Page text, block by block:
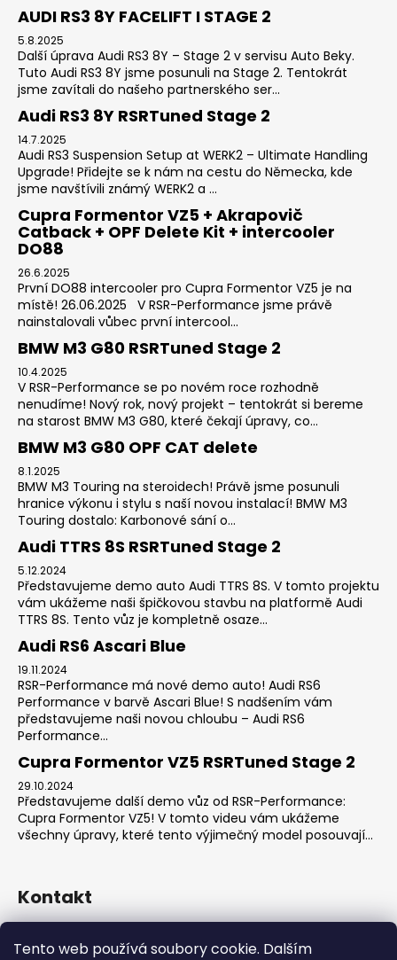
Tento web používá soubory cookie. Dalším
AUDI RS3 8Y FACELIFT I STAGE 2
5.8.2025
Další úprava Audi RS3 8Y – Stage 2 v servisu Auto Beky.
Tuto Audi RS3 8Y jsme posunuli na Stage 2. Tentokrát
jsme zavítali do našeho partnerského ser...
Audi RS3 8Y RSRTuned Stage 2
14.7.2025
Audi RS3 Suspension Setup at WERK2 – Ultimate Handling
Upgrade! Přidejte se k nám na cestu do Německa, kde
jsme navštívili známý WERK2 a ...
Cupra Formentor VZ5 + Akrapovič
Catback + OPF Delete Kit + intercooler
DO88
26.6.2025
První DO88 intercooler pro Cupra Formentor VZ5 je na
místě! 26.06.2025 V RSR-Performance jsme právě
nainstalovali vůbec první intercool...
BMW M3 G80 RSRTuned Stage 2
10.4.2025
V RSR-Performance se po novém roce rozhodně
nenudíme! Nový rok, nový projekt – tentokrát si bereme
na starost BMW M3 G80, které čekají úpravy, co...
BMW M3 G80 OPF CAT delete
8.1.2025
BMW M3 Touring na steroidech! Právě jsme posunuli
hranice výkonu i stylu s naší novou instalací! BMW M3
Touring dostalo: Karbonové sání o...
Audi TTRS 8S RSRTuned Stage 2
5.12.2024
Představujeme demo auto Audi TTRS 8S. V tomto projektu
vám ukážeme naši špičkovou stavbu na platformě Audi
TTRS 8S. Tento vůz je kompletně osaze...
Audi RS6 Ascari Blue
19.11.2024
RSR-Performance má nové demo auto! Audi RS6
Performance v barvě Ascari Blue! S nadšením vám
představujeme naši novou chloubu – Audi RS6
Performance...
Cupra Formentor VZ5 RSRTuned Stage 2
29.10.2024
Představujeme další demo vůz od RSR-Performance:
Cupra Formentor VZ5! V tomto videu vám ukážeme
všechny úpravy, které tento výjimečný model posouvají...
Kontakt
728737662